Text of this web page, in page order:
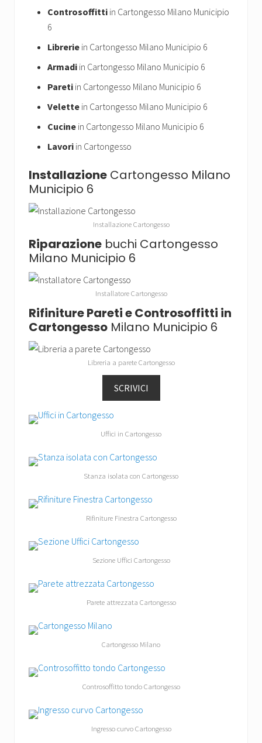
Controsoffitti in Cartongesso Milano Municipio
6
Librerie in Cartongesso Milano Municipio 6
Armadi in Cartongesso Milano Municipio 6
Pareti in Cartongesso Milano Municipio 6
Velette in Cartongesso Milano Municipio 6
Cucine in Cartongesso Milano Municipio 6
Lavori in Cartongesso
Installazione Cartongesso Milano
Municipio 6
Installazione Cartongesso
Riparazione buchi Cartongesso
Milano Municipio 6
Installatore Cartongesso
Rifiniture Pareti e Controsoffitti in
Cartongesso Milano Municipio 6
Libreria a parete Cartongesso
SCRIVICI
Uffici in Cartongesso
Stanza isolata con Cartongesso
Rifiniture Finestra Cartongesso
Sezione Uffici Cartongesso
Parete attrezzata Cartongesso
Cartongesso Milano
Controsoffitto tondo Cartongesso
Ingresso curvo Cartongesso